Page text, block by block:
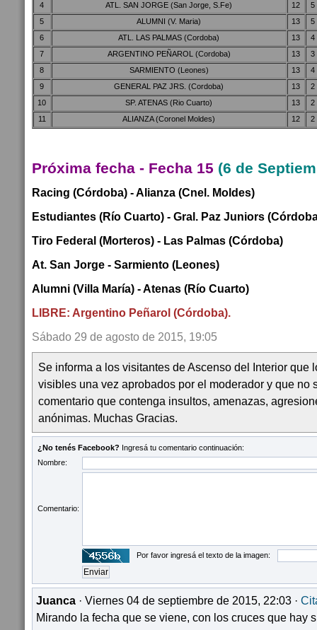
4
ATL. SAN JORGE (San Jorge, S.Fe) 12
5
5
ALUMNI (V. Maria) 13
5
6
ATL. LAS PALMAS (Cordoba) 13
4
7
ARGENTINO PEÑAROL (Cordoba) 13
3
8
SARMIENTO (Leones) 13
4
9
GENERAL PAZ JRS. (Cordoba) 13
2
10
SP. ATENAS (Rio Cuarto) 13
2
11
ALIANZA (Coronel Moldes) 12 2
Próxima fecha - Fecha 15 (6 de
Racing (Córdoba) - Alianza (Cnel. Moldes)
Estudiantes (Río Cuarto) - Gral. Paz Juniors
Tiro Federal (Morteros) - Las Palmas (Córdoba)
At. San Jorge - Sarmiento (Leones)
Alumni (Villa María) - Atenas (Río Cuarto)
LIBRE: Argentino Peñarol (Córdoba).
Sábado 29 de agosto de 2015, 19:05
Se informa a los visitantes de Ascenso del Interior que
visibles una vez aprobados por el moderador y que no
comentario que contenga insultos, amenazas,
anónimas. Muchas Gracias.
¿No tenés Facebook? Ingresá tu comentario continuación:
Nombre:
Comentario:
Por favor ingresá el texto de la imagen:
Juanca · Viernes 04 de septiembre de 2015, 22:03 ·
Mirando la fecha que se viene, con los cruces que hay